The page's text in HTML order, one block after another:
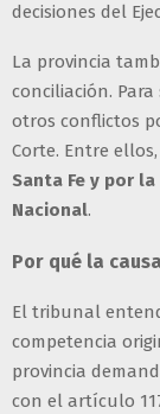
decisiones del
La provincia
conciliación.
otros conflictos
Corte. Entre
Santa Fe y por
Nacional.
Por qué la
El tribunal
competencia
provincia
con el artículo